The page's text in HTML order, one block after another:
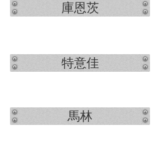
馬林
庫恩茨
特意佳